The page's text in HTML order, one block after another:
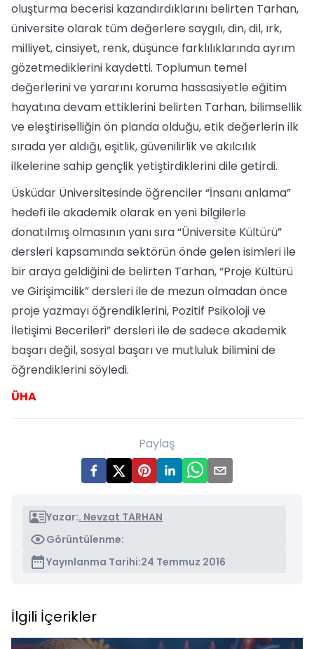
oluşturma becerisi kazandırdıklarını belirten Tarhan,
üniversite olarak tüm değerlere saygılı, din, dil, ırk,
milliyet, cinsiyet, renk, düşünce farklılıklarında ayrım
gözetmediklerini kaydetti. Toplumun temel
değerlerini ve yararını koruma hassasiyetle eğitim
hayatına devam ettiklerini belirten Tarhan, bilimsellik
ve eleştiriselliğin ön planda olduğu, etik değerlerin ilk
sırada yer aldığı, eşitlik, güvenilirlik ve akılcılık
ilkelerine sahip gençlik yetiştirdiklerini dile getirdi.
Üsküdar Üniversitesinde öğrenciler “İnsanı anlama”
hedefi ile akademik olarak en yeni bilgilerle
donatılmış olmasının yanı sıra “Üniversite Kültürü”
dersleri kapsamında sektörün önde gelen isimleri ile
bir araya geldiğini de belirten Tarhan, “Proje Kültürü
ve Girişimcilik” dersleri ile de mezun olmadan önce
proje yazmayı öğrendiklerini, Pozitif Psikoloji ve
İletişimi Becerileri” dersleri ile de sadece akademik
başarı değil, sosyal başarı ve mutluluk bilimini de
öğrendiklerini söyledi.
ÜHA
Paylaş
Yazar:. Nevzat TARHAN
Görüntülenme:
Yayınlanma Tarihi:24 Temmuz 2016
İlgili İçerikler